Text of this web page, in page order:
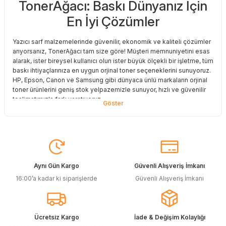
TonerAğacı: Baskı Dünyanız İçin
En İyi Çözümler
Yazıcı sarf malzemelerinde güvenilir, ekonomik ve kaliteli çözümler
arıyorsanız, TonerAğacı tam size göre! Müşteri memnuniyetini esas
alarak, ister bireysel kullanıcı olun ister büyük ölçekli bir işletme, tüm
baskı ihtiyaçlarınıza en uygun orjinal toner seçeneklerini sunuyoruz.
HP, Epson, Canon ve Samsung gibi dünyaca ünlü markaların orjinal
toner ürünlerini geniş stok yelpazemizle sunuyor, hızlı ve güvenilir
teslimatımızla fark yaratıyoruz.
istiyorsunuz? O halde muadil toner çözümlerimize göz atmalısınız!
Muadil toner ürünlerimiz, orijinal kalitesine en yakın performansı
sunacak şekilde test edilmiştir. Böylece, baskı kalitenizden ödün
vermeden bütçenizi koruyabilirsiniz. Özellikle büyük hacimli
baskılar yapan işletmeler için muadil toner, tasarruf sağlamanın en
akıllı yollarından biri!
Orjinal Kartuşun Önemi
Aynı Gün Kargo
16:00’a kadar ki siparişlerde
Güvenli Alışveriş İmkanı
Güvenli Alışveriş İmkanı
Ücretsiz Kargo
İade & Değişim Kolaylığı